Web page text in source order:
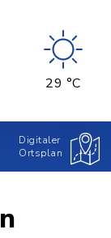
29 °C
Digitaler
Ortsplan